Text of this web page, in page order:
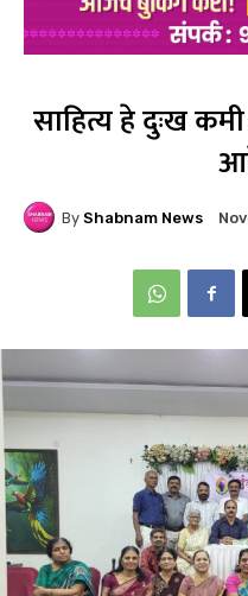
साहित्य हे दुःख
By Shabnam News